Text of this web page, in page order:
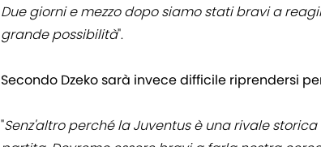
Due giorni e mezzo dopo siamo stati bravi a
grande possibilità".
Secondo Dzeko sarà invece difficile riprendersi
"Senz'altro perché la Juventus è una rivale